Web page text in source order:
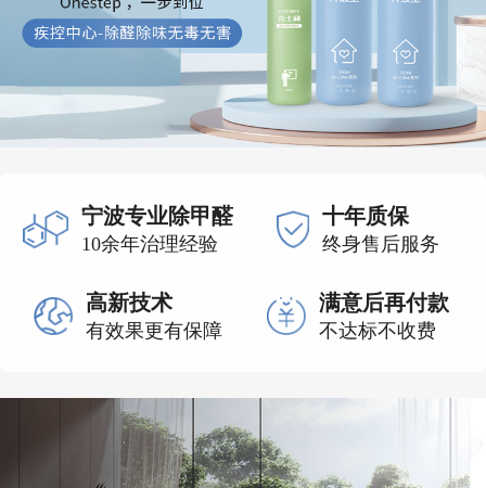
宁波专业除甲醛
10余年治理经验
十年质保
终身售后服务
高新技术
有效果更有保障
满意后再付款
不达标不收费